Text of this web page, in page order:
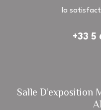
la
+33 5
Salle D’exposition